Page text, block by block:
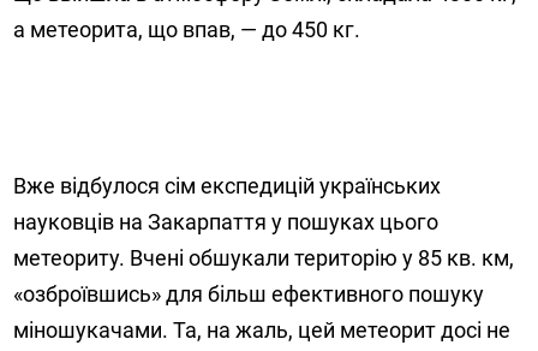
а метеорита, що впав, — до 450 кг.
Вже відбулося сім експедицій українських
науковців на Закарпаття у пошуках цього
метеориту. Вчені обшукали територію у 85 кв. км,
«озброївшись» для більш ефективного пошуку
міношукачами. Та, на жаль, цей метеорит досі не